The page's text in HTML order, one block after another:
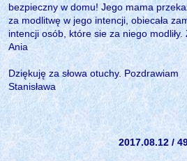
bezpieczny w domu! Jego mama
za modlitwę w jego intencji, obiecała
intencji osób, które sie za niego modliły.
Ania
Dziękuję za słowa otuchy. Pozdrawiam
Stanisława
2017.08.12 /